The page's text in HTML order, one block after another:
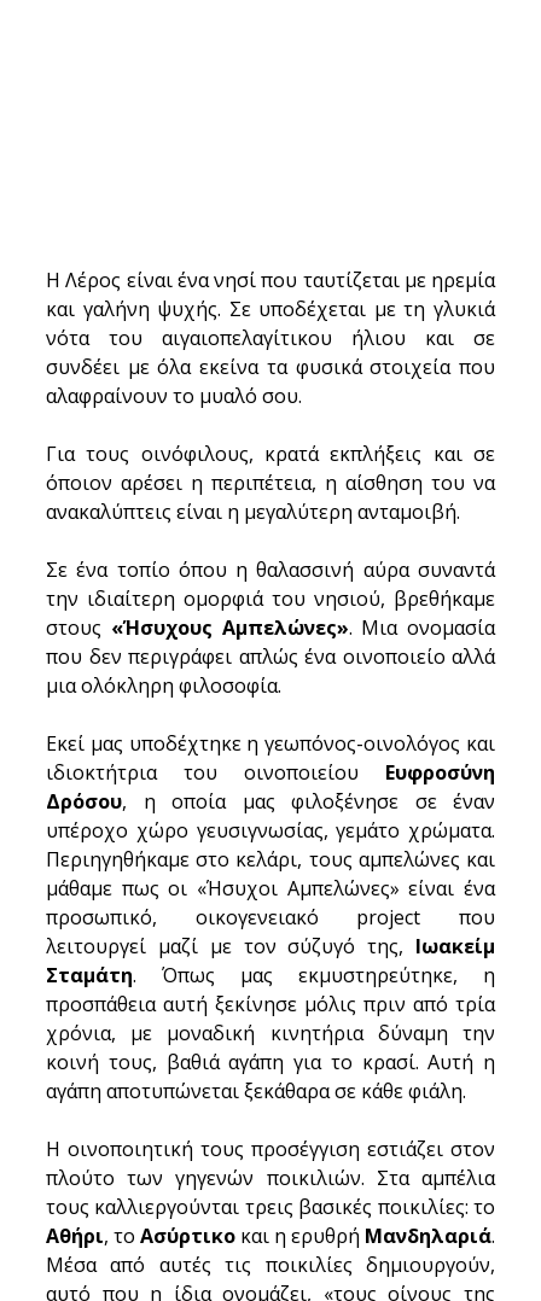
Η Λέρος είναι ένα νησί που ταυτίζεται με ηρεμία
και γαλήνη ψυχής. Σε υποδέχεται με τη γλυκιά
νότα του αιγαιοπελαγίτικου ήλιου και σε
συνδέει με όλα εκείνα τα φυσικά στοιχεία που
αλαφραίνουν το μυαλό σου.
Για τους οινόφιλους, κρατά εκπλήξεις και σε
όποιον αρέσει η περιπέτεια, η αίσθηση του να
ανακαλύπτεις είναι η μεγαλύτερη ανταμοιβή.
Σε ένα τοπίο όπου η θαλασσινή αύρα συναντά
την ιδιαίτερη ομορφιά του νησιού, βρεθήκαμε
στους «Ήσυχους Αμπελώνες». Μια ονομασία
που δεν περιγράφει απλώς ένα οινοποιείο αλλά
μια ολόκληρη φιλοσοφία.
Εκεί μας υποδέχτηκε η γεωπόνος-οινολόγος και
ιδιοκτήτρια του οινοποιείου Ευφροσύνη
Δρόσου, η οποία μας φιλοξένησε σε έναν
υπέροχο χώρο γευσιγνωσίας, γεμάτο χρώματα.
Περιηγηθήκαμε στο κελάρι, τους αμπελώνες και
μάθαμε πως οι «Ήσυχοι Αμπελώνες» είναι ένα
προσωπικό, οικογενειακό project που
λειτουργεί μαζί με τον σύζυγό της, Ιωακείμ
Σταμάτη. Όπως μας εκμυστηρεύτηκε, η
προσπάθεια αυτή ξεκίνησε μόλις πριν από τρία
χρόνια, με μοναδική κινητήρια δύναμη την
κοινή τους, βαθιά αγάπη για το κρασί. Αυτή η
αγάπη αποτυπώνεται ξεκάθαρα σε κάθε φιάλη.
Η οινοποιητική τους προσέγγιση εστιάζει στον
πλούτο των γηγενών ποικιλιών. Στα αμπέλια
Αθήρι, το Ασύρτικο και η ερυθρή Μανδηλαριά.
Μέσα από αυτές τις ποικιλίες δημιουργούν,
αυτό που η ίδια ονομάζει, «τους οίνους της